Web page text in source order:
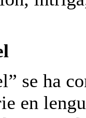
se ha
en